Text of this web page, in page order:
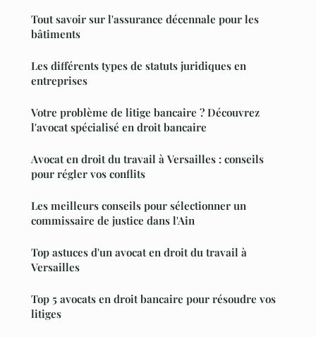
Tout savoir sur l'assurance décennale pour les
bâtiments
Les différents types de statuts juridiques en
entreprises
Votre problème de litige bancaire ? Découvrez
l'avocat spécialisé en droit bancaire
Avocat en droit du travail à Versailles : conseils
pour régler vos conflits
Les meilleurs conseils pour sélectionner un
commissaire de justice dans l'Ain
Top astuces d'un avocat en droit du travail à
Versailles
Top 5 avocats en droit bancaire pour résoudre vos
litiges